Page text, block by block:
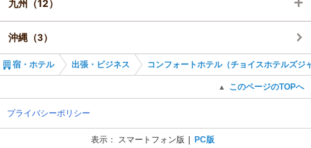
大阪（3）
兵庫（3）
奈良（1）
和歌山（2）
広島（2）
山口（1）
香川（1）
愛媛（1）
高知（1）
九州（12）
福岡（5）
佐賀（2）
長崎（1）
沖縄（3）
宿・ホテル 出張・ビジネス コンフォートホテル（チョイスホテルズジ
▲ このページのTOPへ
プライバシーポリシー
表示： スマートフォン版 PC版